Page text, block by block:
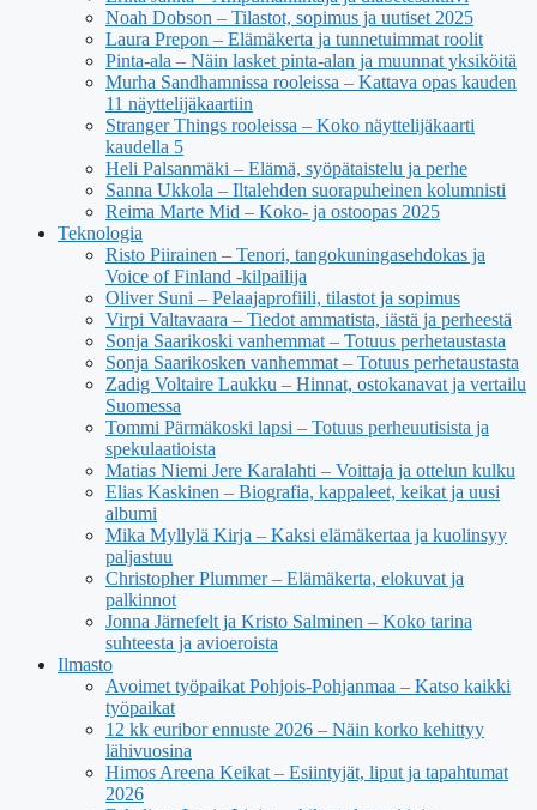
Noah Dobson – Tilastot, sopimus ja uutiset 2025
Laura Prepon – Elämäkerta ja tunnetuimmat roolit
Pinta-ala – Näin lasket pinta-alan ja muunnat yksiköitä
Murha Sandhamnissa rooleissa – Kattava opas kauden
11 näyttelijäkaartiin
Stranger Things rooleissa – Koko näyttelijäkaarti
kaudella 5
Heli Palsanmäki – Elämä, syöpätaistelu ja perhe
Sanna Ukkola – Iltalehden suorapuheinen kolumnisti
Reima Marte Mid – Koko- ja ostoopas 2025
Teknologia
Risto Piirainen – Tenori, tangokuningasehdokas ja
Voice of Finland -kilpailija
Oliver Suni – Pelaajaprofiili, tilastot ja sopimus
Virpi Valtavaara – Tiedot ammatista, iästä ja perheestä
Sonja Saarikoski vanhemmat – Totuus perhetaustasta
Sonja Saarikosken vanhemmat – Totuus perhetaustasta
Zadig Voltaire Laukku – Hinnat, ostokanavat ja vertailu
Suomessa
Tommi Pärmäkoski lapsi – Totuus perheuutisista ja
spekulaatioista
Matias Niemi Jere Karalahti – Voittaja ja ottelun kulku
Elias Kaskinen – Biografia, kappaleet, keikat ja uusi
albumi
Mika Myllylä Kirja – Kaksi elämäkertaa ja kuolinsyy
paljastuu
Christopher Plummer – Elämäkerta, elokuvat ja
palkinnot
Jonna Järnefelt ja Kristo Salminen – Koko tarina
suhteesta ja avioeroista
Ilmasto
Avoimet työpaikat Pohjois-Pohjanmaa – Katso kaikki
työpaikat
12 kk euribor ennuste 2026 – Näin korko kehittyy
lähivuosina
Himos Areena Keikat – Esiintyjät, liput ja tapahtumat
2026